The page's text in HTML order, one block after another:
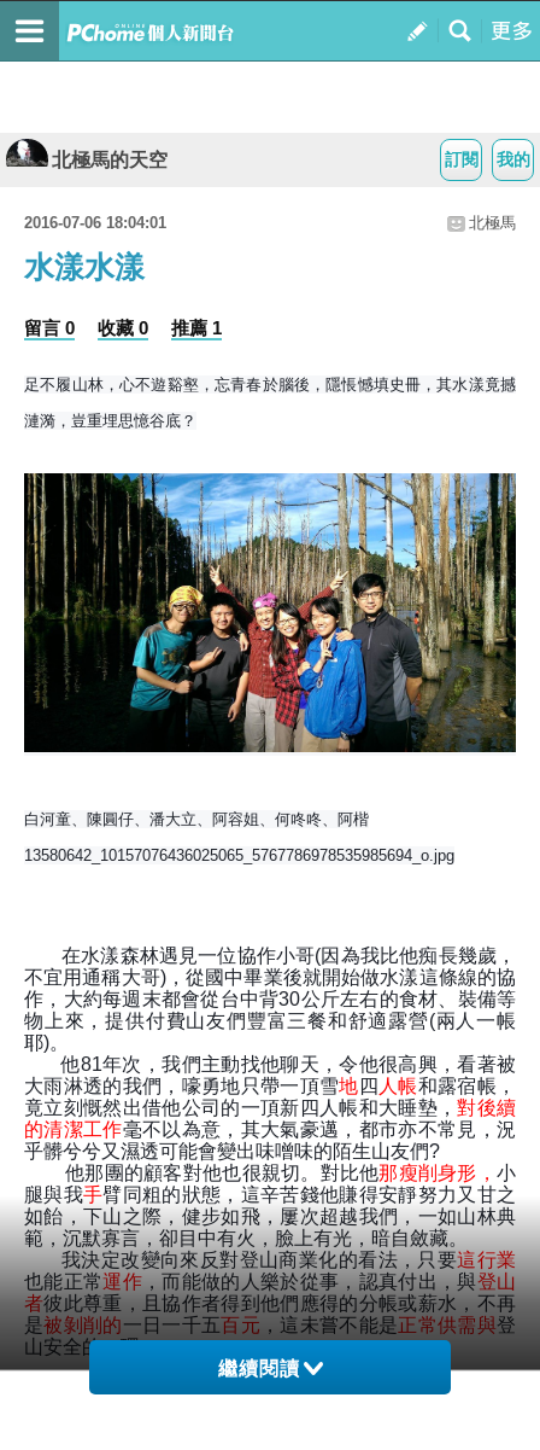
我的
訂閱
北極馬的天空
2016-07-06 18:04:01 北極馬
水漾水漾
留言 0 收藏 0 推薦 1
足不履山林，心不遊谿壑，忘青春於腦後，隱悵憾填史冊，其水漾竟撼
漣漪，豈重埋思憶谷底？
白河童、陳圓仔、潘大立、阿容姐、何咚咚、阿楷
13580642_10157076436025065_5767786978535985694_o.jpg
在水漾森林遇見一位協作小哥(因為我比他痴長幾歲，
不宜用通稱大哥)，從國中畢業後就開始做水漾這條線的協
作，大約每週末都會從台中背30公斤左右的食材、裝備等
物上來，提供付費山友們豐富三餐和舒適露營(兩人一帳
耶)。
他81年次，我們主動找他聊天，令他很高興，看著被
大雨淋透的我們，嚎勇地只帶一頂雪地 四 人帳和露宿帳，
竟立刻慨然出借他公司的一頂新四人帳和大睡墊，對後續
的清潔工作毫不以為意，其大氣豪邁，都市亦不常見，況
乎髒兮兮又濕透可能會變出味噌味的陌生山友們?
他那團的顧客對他也很親切。對比他那瘦削身形，小
腿與我手臂同粗的狀態，這辛苦錢他賺得安靜努力又甘之
如飴，下山之際，健步如飛，屢次超越我們，一如山林典
範，沉默寡言，卻目中有火，臉上有光，暗自斂藏。
我決定改變向來反對登山商業化的看法，只要這行業
也能正常運作 ，而能做的人樂於從事，認真付出，與登山
者彼此尊重，且協作者得到他們應得的分帳或薪水，不再
是被剝削的一日一千五百元 ，這未嘗不能是正常供需與登
山安全的一環。
繼續閱讀